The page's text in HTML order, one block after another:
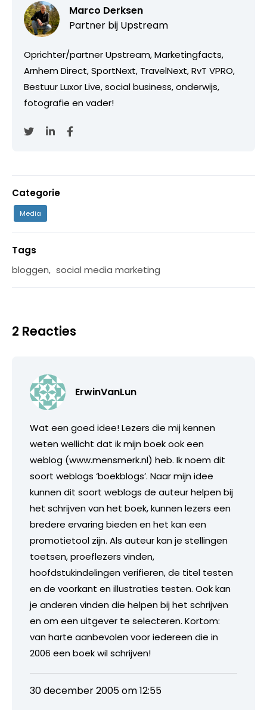
Marco Derksen
Partner bij Upstream
Oprichter/partner Upstream, Marketingfacts,
Arnhem Direct, SportNext, TravelNext, RvT VPRO,
Bestuur Luxor Live, social business, onderwijs,
fotografie en vader!
Categorie
Media
Tags
bloggen, social media marketing
2 Reacties
ErwinVanLun
Wat een goed idee! Lezers die mij kennen
weten wellicht dat ik mijn boek ook een
weblog (www.mensmerk.nl) heb. Ik noem dit
soort weblogs ‘boekblogs’. Naar mijn idee
kunnen dit soort weblogs de auteur helpen bij
het schrijven van het boek, kunnen lezers een
bredere ervaring bieden en het kan een
promotietool zijn. Als auteur kan je stellingen
toetsen, proeflezers vinden,
hoofdstukindelingen verifieren, de titel testen
en de voorkant en illustraties testen. Ook kan
je anderen vinden die helpen bij het schrijven
en om een uitgever te selecteren. Kortom:
van harte aanbevolen voor iedereen die in
2006 een boek wil schrijven!
30 december 2005 om 12:55